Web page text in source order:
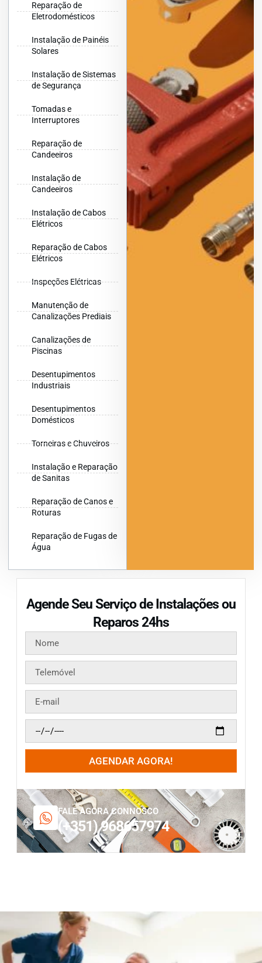
Reparação de
Eletrodomésticos
Instalação de Painéis
Solares
Instalação de Sistemas
de Segurança
Tomadas e
Interruptores
Reparação de
Candeeiros
Instalação de
Candeeiros
Instalação de Cabos
Elétricos
Reparação de Cabos
Elétricos
Inspeções Elétricas
Manutenção de
Canalizações Prediais
Canalizações de
Piscinas
Desentupimentos
Industriais
Desentupimentos
Domésticos
Torneiras e Chuveiros
Instalação e Reparação
de Sanitas
Reparação de Canos e
Roturas
Reparação de Fugas de
Água
Agende Seu Serviço de Instalações ou
Reparos 24hs
AGENDAR AGORA!
FALE AGORA CONNOSCO
(+351) 968657974